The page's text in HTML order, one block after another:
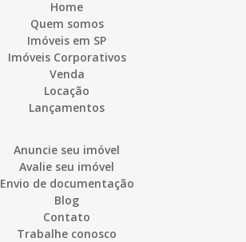
Home
Quem somos
Imóveis em SP
Imóveis Corporativos
Venda
Locação
Lançamentos
Anuncie seu imóvel
Avalie seu imóvel
Envio de documentação
Blog
Contato
Trabalhe conosco